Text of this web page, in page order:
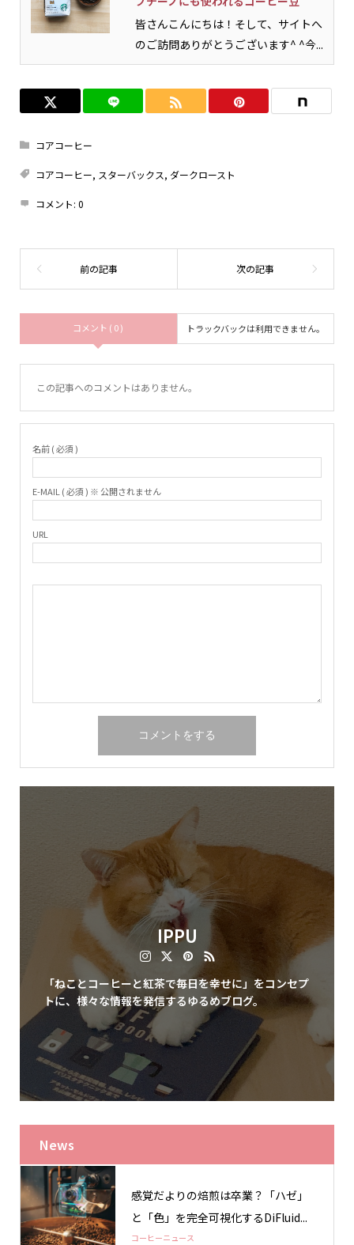
皆さんこんにちは！そして、サイトへ
のご訪問ありがとうございます^ ^今...
コアコーヒー
コアコーヒー, スターバックス, ダークロースト
コメント: 0
コメント ( 0 ) トラックバックは利用できません。
この記事へのコメントはありません。
名前 ( 必須 )
E-MAIL ( 必須 ) ※ 公開されません
URL
IPPU
「ねことコーヒーと紅茶で毎日を幸せに」をコンセプ
トに、様々な情報を発信するゆるめブログ。
News
感覚だよりの焙煎は卒業？「ハゼ」
と「色」を完全可視化するDiFluid...
コーヒーニュース